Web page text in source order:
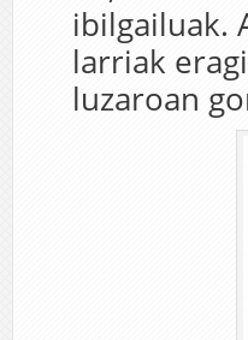
ibilgailuak.
larriak
luzaroan